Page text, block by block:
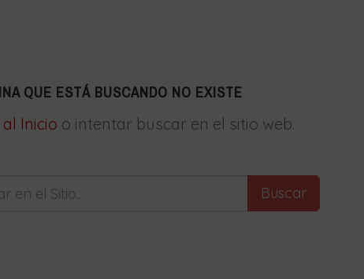
QUE ESTÁ BUSCANDO NO EXISTE
Inicio o intentar buscar en el sitio web.
Buscar